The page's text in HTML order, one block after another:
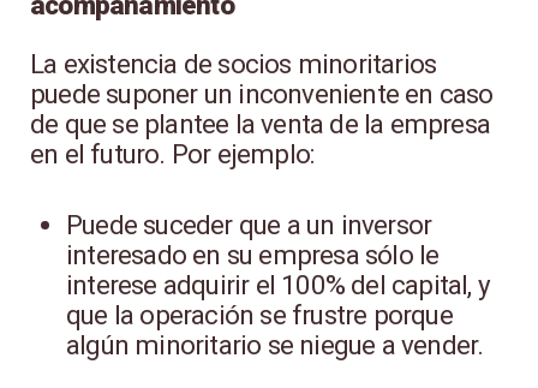
La existencia de socios minoritarios
puede suponer un inconveniente en caso
de que se plantee la venta de la empresa
en el futuro. Por ejemplo:
Puede suceder que a un inversor
interesado en su empresa sólo le
interese adquirir el 100% del capital, y
que la operación se frustre porque
algún minoritario se niegue a vender.